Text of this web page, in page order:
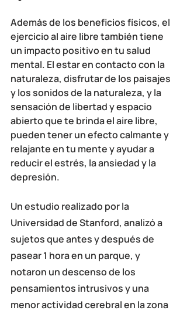
Además de los beneficios físicos, el
ejercicio al aire libre también tiene
un impacto positivo en tu salud
mental. El estar en contacto con la
naturaleza, disfrutar de los paisajes
y los sonidos de la naturaleza, y la
sensación de libertad y espacio
abierto que te brinda el aire libre,
pueden tener un efecto calmante y
relajante en tu mente y ayudar a
reducir el estrés, la ansiedad y la
depresión.
Un estudio realizado por la
Universidad de Stanford, analizó a
sujetos que antes y después de
pasear 1 hora en un parque, y
notaron un descenso de los
pensamientos intrusivos y una
menor actividad cerebral en la zona